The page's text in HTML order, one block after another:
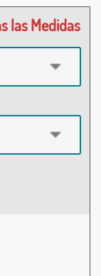
las Medidas